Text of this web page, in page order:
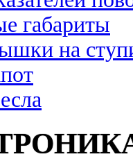
габариты
на